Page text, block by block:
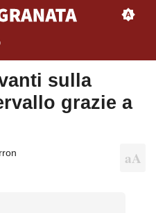
sulla
grazie a